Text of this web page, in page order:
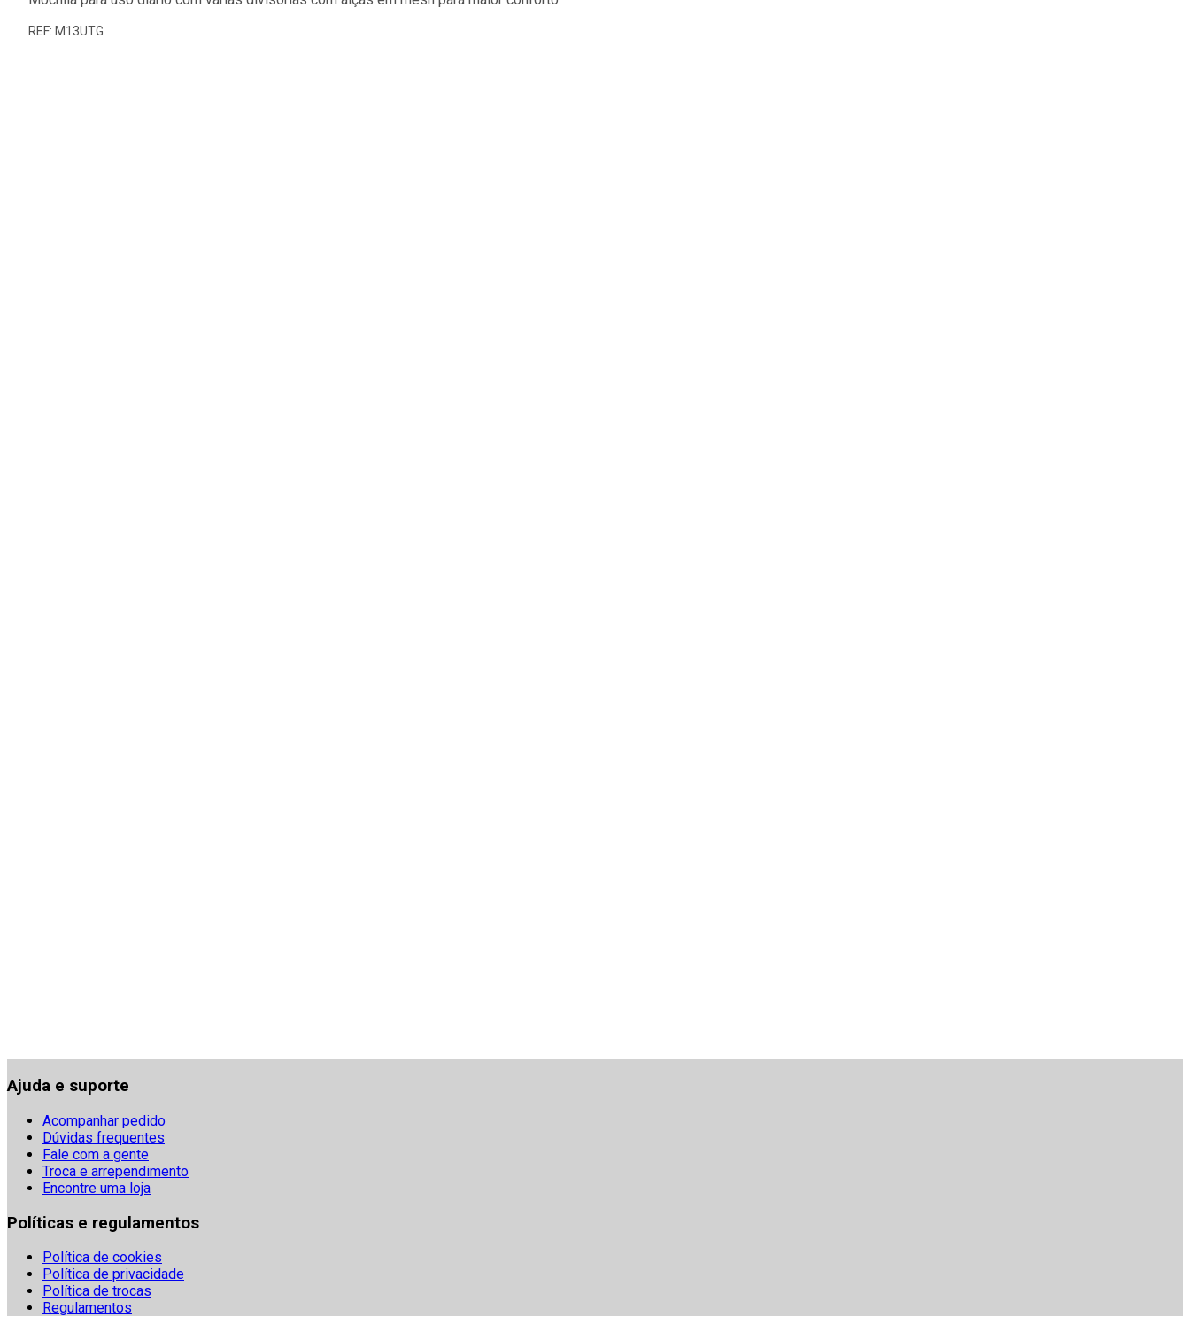
REF: M13UTG
Ajuda e suporte
Acompanhar pedido
Dúvidas frequentes
Fale com a gente
Troca e arrependimento
Encontre uma loja
Políticas e regulamentos
Política de cookies
Política de privacidade
Política de trocas
Regulamentos